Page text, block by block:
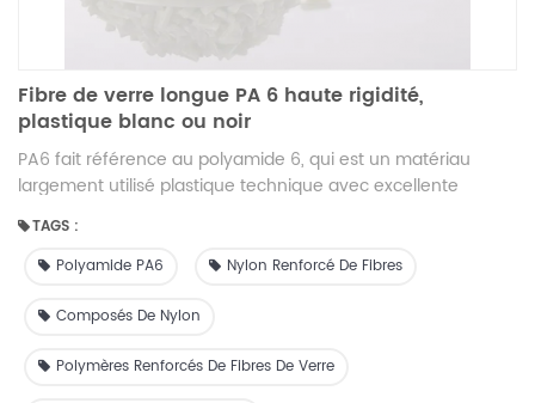
Fibre de verre longue PA 6 haute rigidité,
plastique blanc ou noir
PA6 fait référence au polyamide 6, qui est un matériau
largement utilisé plastique technique avec excellente
chimique L'ajout de longues fibres de verre au PA6 peut
améliorer considérablement les propriétés mécaniques du
aux chocs et la stabilité dimensionnelle.
TAGS :
Polyamide PA6
Nylon Renforcé De Fibres
Composés De Nylon
Polymères Renforcés De Fibres De Verre